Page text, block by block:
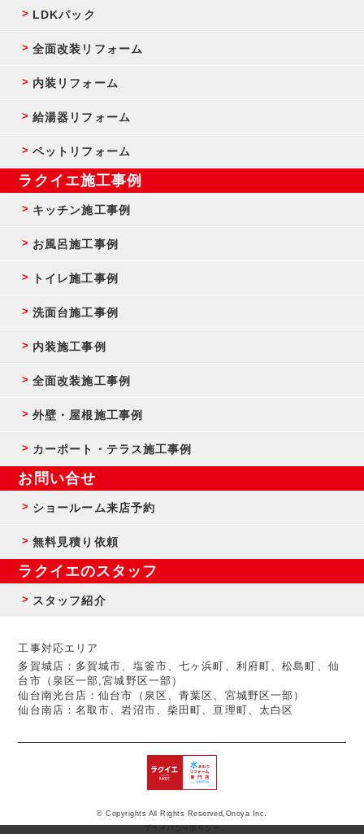
© Copyrights All Rights Reserved,Onoya Inc.
LDKパック
全面改装リフォーム
内装リフォーム
給湯器リフォーム
ペットリフォーム
ラクイエ施工事例
キッチン施工事例
お風呂施工事例
トイレ施工事例
洗面台施工事例
内装施工事例
全面改装施工事例
外壁・屋根施工事例
カーポート・テラス施工事例
お問い合せ
ショールーム来店予約
無料見積り依頼
ラクイエのスタッフ
スタッフ紹介
工事対応エリア
多賀城店：多賀城市、塩釜市、七ヶ浜町、利府町、松島町、仙
台市（泉区一部,宮城野区一部）
仙台南光台店：仙台市（泉区、青葉区、宮城野区一部）
仙台南店：名取市、岩沼市、柴田町、亘理町、太白区